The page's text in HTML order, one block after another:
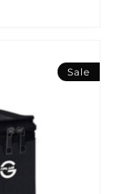
Sale